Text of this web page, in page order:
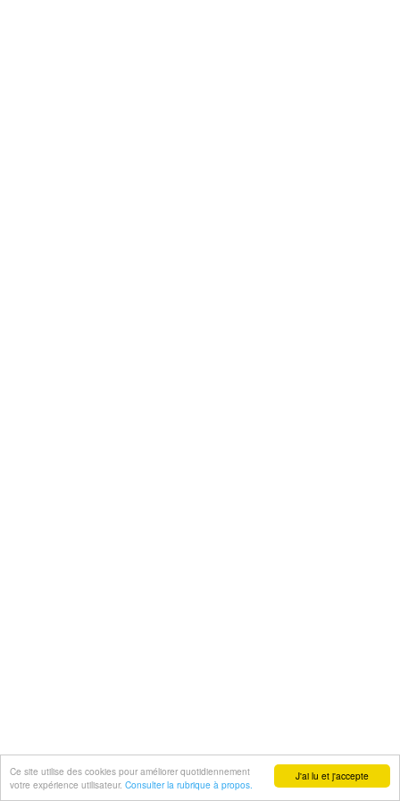
J'ai lu et j'accepte
Ce site utilise des cookies pour améliorer quotidiennement
votre expérience utilisateur. Consulter la rubrique à propos.